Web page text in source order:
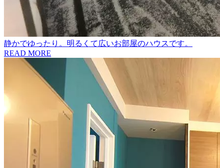
静かでゆったり。明るくて広いお部屋のハウスです。
READ MORE